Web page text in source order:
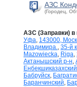
АЗС
(Городец,
АЗС (Заправки) в
Уфа, 143000,
Владимира., 35-й
Mazowiecka, Riga,
Актанышский р-н,
Бабруйск,
Баранчинский,